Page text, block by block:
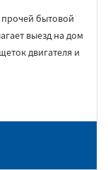
бытовой
выезд на дом
двигателя и